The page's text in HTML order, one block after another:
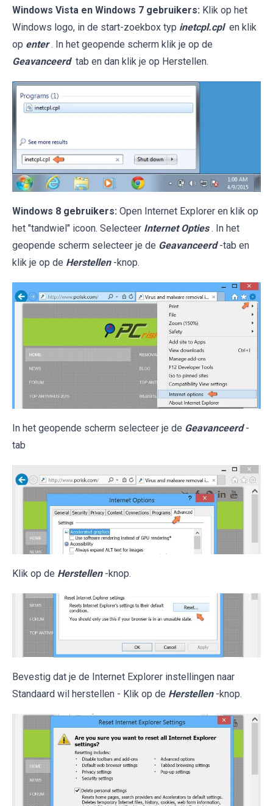
Windows Vista en Windows 7 gebruikers: Klik op het
Windows logo, in de start-zoekbox typ inetcpl.cpl en klik
op enter . In het geopende scherm klik je op de
Geavanceerd tab en dan klik je op Herstellen.
Windows 8 gebruikers: Open Internet Explorer en klik op
het "tandwiel" icoon. Selecteer Internet Opties . In het
geopende scherm selecteer je de Geavanceerd -tab en
klik je op de Herstellen -knop.
In het geopende scherm selecteer je de Geavanceerd -
tab
Klik op de Herstellen -knop.
Bevestig dat je de Internet Explorer instellingen naar
Standaard wil herstellen - Klik op de Herstellen -knop.